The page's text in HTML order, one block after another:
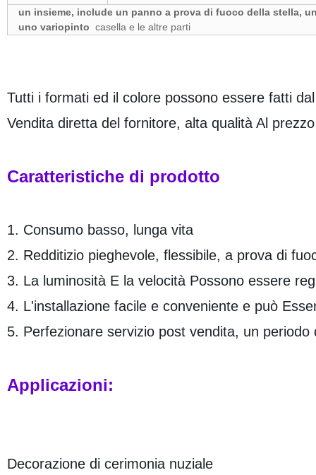
un insieme, include un panno a prova di fuoco della stella,
uno variopinto casella e le altre parti
Tutti i formati ed il colore possono essere fatti
Vendita diretta del fornitore, alta qualità Al
Caratteristiche di prodotto
1. Consumo basso, lunga vita
2. Redditizio pieghevole, flessibile, a prova di
3. La luminosità E la velocità Possono essere
4. L'installazione facile e conveniente e può
5. Perfezionare servizio post vendita, un periodo
Applicazioni:
Decorazione di cerimonia nuziale